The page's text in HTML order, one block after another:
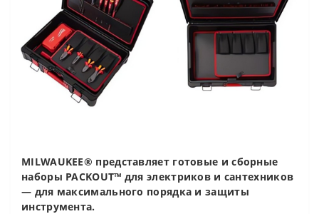
MILWAUKEE® представляет готовые и сборные
наборы PACKOUT™ для электриков и сантехников
— для максимального порядка и защиты
инструмента.